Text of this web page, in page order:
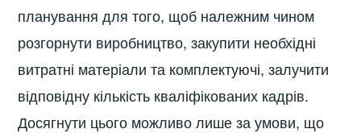
планування для того, щоб належним чином
розгорнути виробництво, закупити необхідні
витратні матеріали та комплектуючі, залучити
відповідну кількість кваліфікованих кадрів.
Досягнути цього можливо лише за умови, що